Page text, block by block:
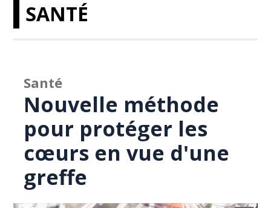
SANTÉ
Santé
Nouvelle méthode
pour protéger les
cœurs en vue d'une
greffe